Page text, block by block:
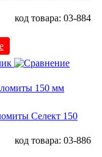
код товара: 03-884
Селект 150
код товара: 03-886